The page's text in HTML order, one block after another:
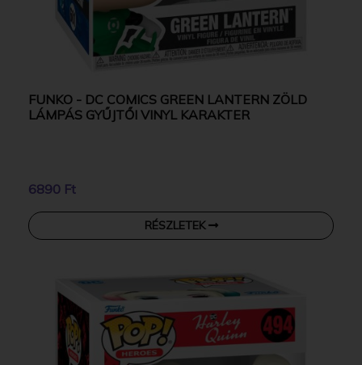
FUNKO - DC COMICS GREEN LANTERN ZÖLD
LÁMPÁS GYŰJTŐI VINYL KARAKTER
6890 Ft
RÉSZLETEK